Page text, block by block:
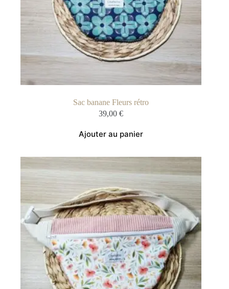
Sac banane Fleurs rétro
39,00€
Ajouter au panier